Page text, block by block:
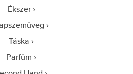
Ékszer
Táska
Parfüm